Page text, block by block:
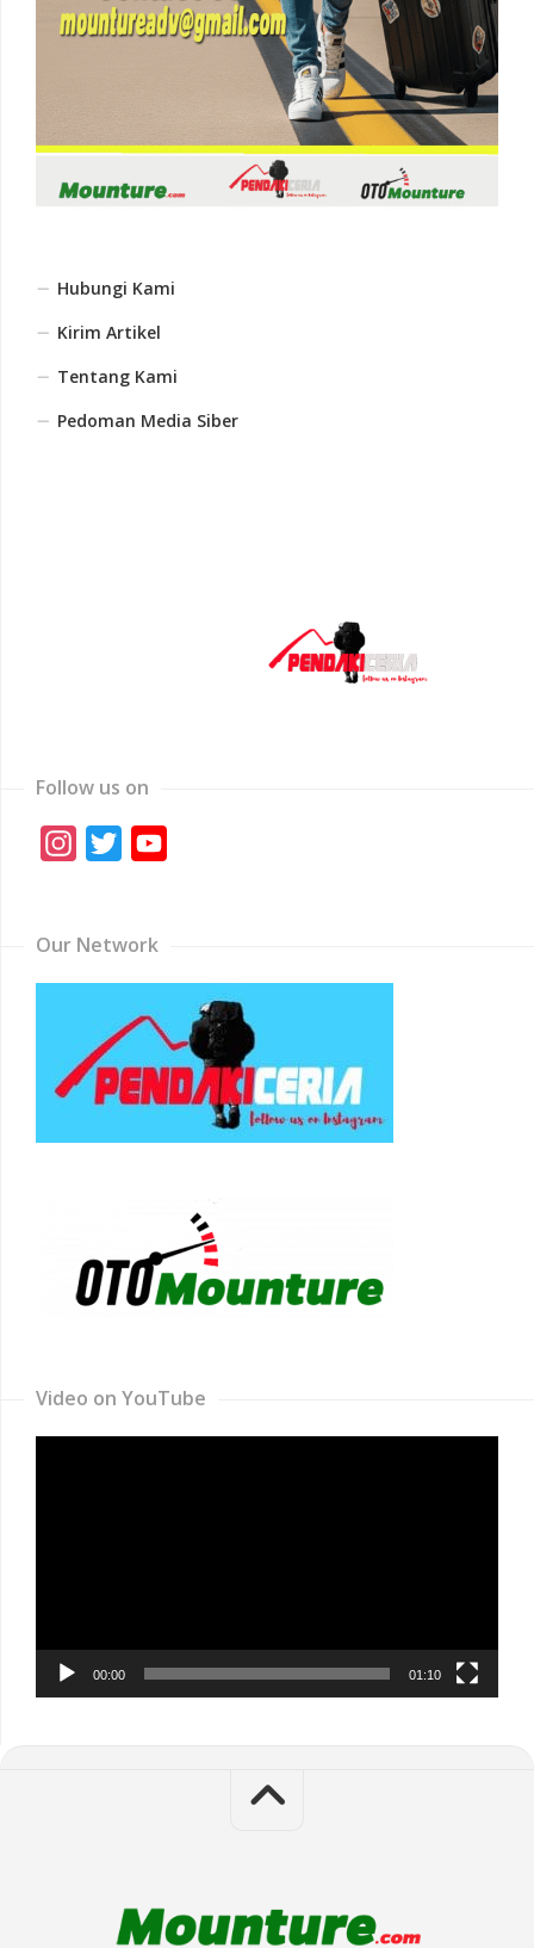
Hubungi Kami
Kirim Artikel
Tentang Kami
Pedoman Media Siber
Follow us on
Instagram
Twitter
Our Network
Video on YouTube
00:00 01:10